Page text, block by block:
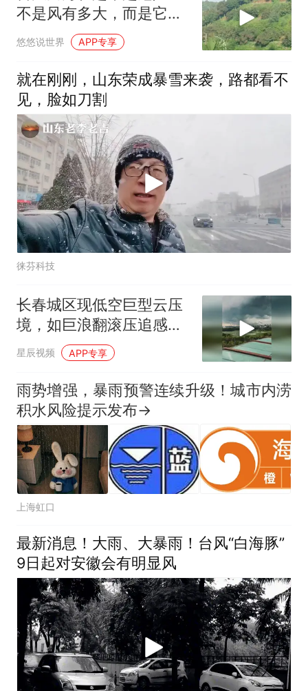
不是风有多大，而是它登
陆后可能赖着不走
悠悠说世界 APP专享
就在刚刚，山东荣成暴雪来袭，路都看不
见，脸如刀割
徕芬科技
长春城区现低空巨型云压
境，如巨浪翻滚压追感十
足
星辰视频 APP专享
雨势增强，暴雨预警连续升级！城市内涝
积水风险提示发布→
上海虹口
最新消息！大雨、大暴雨！台风“白海豚”
9日起对安徽会有明显风